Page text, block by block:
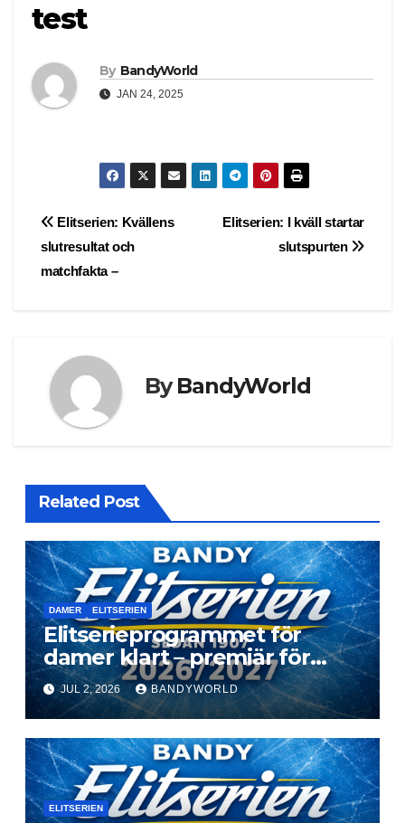
test
By BandyWorld
JAN 24, 2025
Post
navigation
Elitserien: I kväll startar
slutspurten
Elitserien: Kvällens
slutresultat och
matchfakta –
ByBandyWorld
Related Post
DAMER ELITSERIEN
Elitserieprogrammet för
damer klart – premiär för
Next Level
JUL 2, 2026 BANDYWORLD
ELITSERIEN